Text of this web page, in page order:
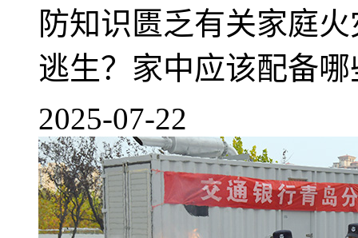
防知识匮乏有关家庭
逃生？家中应该配备
2025-07-22